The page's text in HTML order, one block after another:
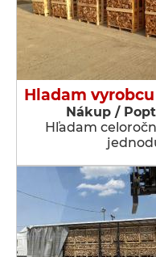
Hladam
Nákup /
Hľadam